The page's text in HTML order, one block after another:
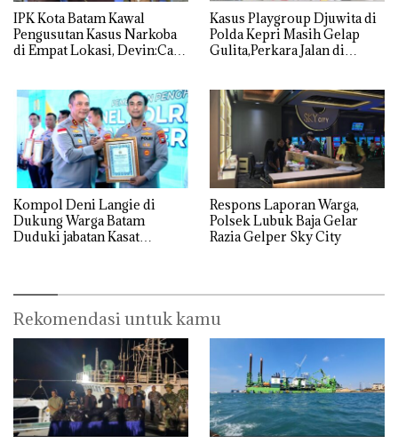
IPK Kota Batam Kawal
Pengusutan Kasus Narkoba
di Empat Lokasi, Devin:Cari
Kasus Playgroup Djuwita di
Polda Kepri Masih Gelap
Gulita,Perkara Jalan di
Kompol Deni Langie di
Dukung Warga Batam
Duduki jabatan Kasat
Respons Laporan Warga,
Polsek Lubuk Baja Gelar
Razia Gelper Sky City
Rekomendasi untuk kamu